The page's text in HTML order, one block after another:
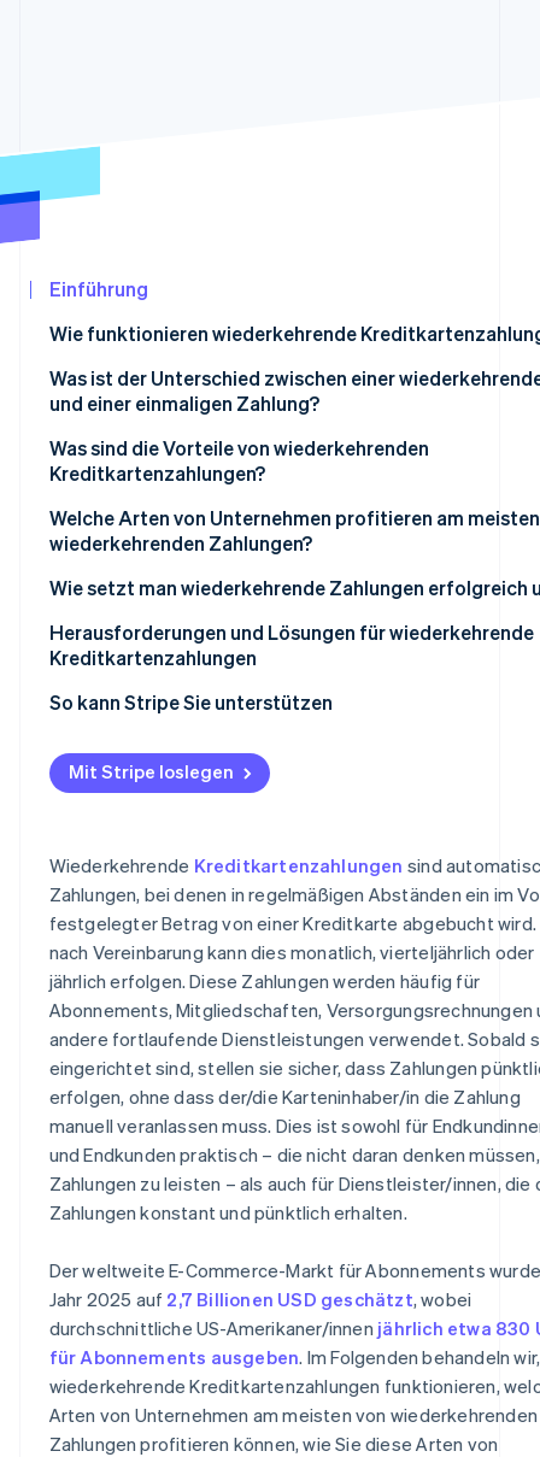
Stripe-Sessions 2026
Erfahren Sie, wie Stripe Lösungen für die
Jetzt ansehen
Einführung
Wie funktionieren wiederkehrende
Was ist der Unterschied zwischen einer
und einer einmaligen Zahlung?
Was sind die Vorteile von wiederkehrenden
Kreditkartenzahlungen?
Welche Arten von Unternehmen profitieren am
wiederkehrenden Zahlungen?
Unternehmen mit Abonnementmodell
Dienstleistungsorientierte Unternehmen
Versorgungs- und Telekommunikationsunternehmen
Bildungsplattformen
Andere Abo-Unternehmen und -Dienste
Wie setzt man wiederkehrende Zahlungen erfolgreich
1. Preisstrategie für wiederkehrende Zahlungen
und optimieren
2. Erweiterte Zahlungsgateway-Workflows
4. Bindungsentscheidungen anhand realer
5. Wiederkehrende Umsätze durch kontinuierliche
Optimierung steigern
Herausforderungen und Lösungen für wiederkehrende
Kreditkartenzahlungen
So kann Stripe Sie unterstützen
Mit Stripe loslegen
Wiederkehrende Kreditkartenzahlungen sind
Zahlungen, bei denen in regelmäßigen Abständen ein im
festgelegter Betrag von einer Kreditkarte abgebucht wird.
nach Vereinbarung kann dies monatlich, vierteljährlich oder
jährlich erfolgen. Diese Zahlungen werden häufig für
Abonnements, Mitgliedschaften, Versorgungsrechnungen
andere fortlaufende Dienstleistungen verwendet. Sobald
eingerichtet sind, stellen sie sicher, dass Zahlungen
erfolgen, ohne dass der/die Karteninhaber/in die Zahlung
manuell veranlassen muss. Dies ist sowohl für
und Endkunden praktisch – die nicht daran denken
Zahlungen zu leisten – als auch für Dienstleister/innen, die
Zahlungen konstant und pünktlich erhalten.
Der weltweite E-Commerce-Markt für Abonnements
Jahr 2025 auf 2,7 Billionen USD geschätzt, wobei
durchschnittliche US-Amerikaner/innen jährlich etwa 830
für Abonnements ausgeben. Im Folgenden behandeln
wiederkehrende Kreditkartenzahlungen funktionieren,
Arten von Unternehmen am meisten von wiederkehrenden
Zahlungen profitieren können, wie Sie diese Arten von